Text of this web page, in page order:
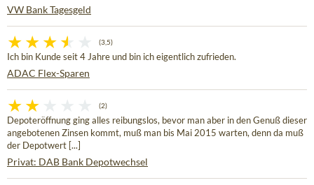
VW Bank Tagesgeld
(3,5)
Ich bin Kunde seit 4 Jahre und bin ich eigentlich zufrieden.
ADAC Flex-Sparen
(2)
Depoteröffnung ging alles reibungslos, bevor man aber in den Genuß dieser
angebotenen Zinsen kommt, muß man bis Mai 2015 warten, denn da muß
der Depotwert [...]
Privat: DAB Bank Depotwechsel